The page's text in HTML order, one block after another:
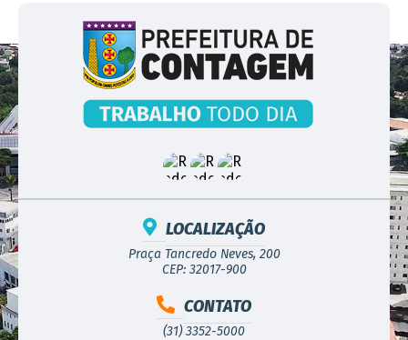
LOCALIZAÇÃO
Praça Tancredo Neves, 200
CEP: 32017-900
CONTATO
(31) 3352-5000